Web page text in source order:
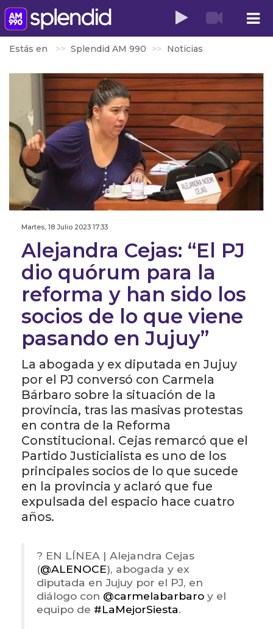
Estás en Splendid AM 990 Noticias
Martes, 18 Julio 2023 17:33
Alejandra Cejas: “El PJ
dio quórum para la
reforma y han sido los
socios de lo que viene
pasando en Jujuy”
La abogada y ex diputada en Jujuy
por el PJ conversó con Carmela
Bárbaro sobre la situación de la
provincia, tras las masivas protestas
en contra de la Reforma
Constitucional. Cejas remarcó que el
Partido Justicialista es uno de los
principales socios de lo que sucede
en la provincia y aclaró que fue
expulsada del espacio hace cuatro
años.
? EN LÍNEA | Alejandra Cejas
(@ALENOCE), abogada y ex
diputada en Jujuy por el PJ, en
diálogo con @carmelabarbaro y el
equipo de #LaMejorSiesta.